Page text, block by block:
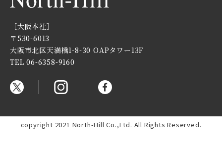
［大阪本社］
〒530-6013
大阪市北区天満橋1-8-30 OAPタワー13F
TEL 06-6358-9160
copyright 2021 North-Hill Co.,Ltd. All Rights Reserved.